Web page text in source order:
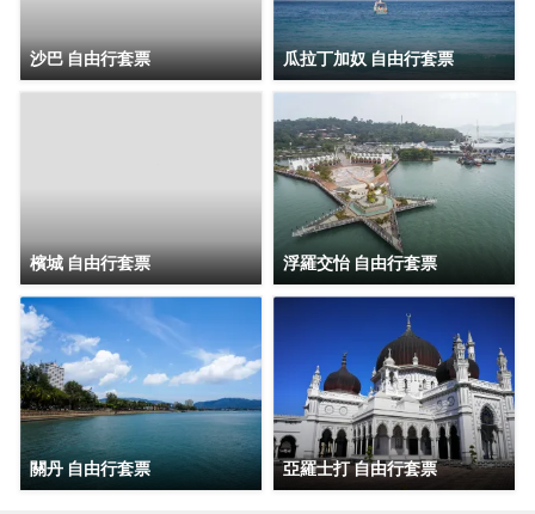
沙巴 自由行套票 瓜拉丁加奴 自由行套票
檳城 自由行套票 浮羅交怡 自由行套票
關丹 自由行套票 亞羅士打 自由行套票